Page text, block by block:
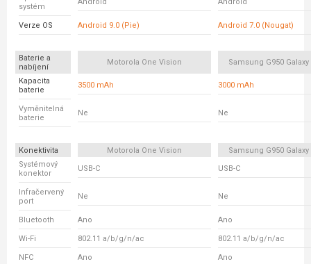
systém
Verze OS Android 9.0 (Pie) Android 7.0 (Nougat)
Baterie a
nabíjení
Motorola One Vision Samsung G950 Galaxy
Kapacita
baterie
3500 mAh 3000 mAh
Vyměnitelná
baterie
Ne Ne
Konektivita Motorola One Vision
Samsung G950 Galaxy
Systémový
konektor
USB-C USB-C
Infračervený
port
Ne Ne
Bluetooth Ano Ano
Wi-Fi 802.11 a/b/g/n/ac 802.11 a/b/g/n/ac
NFC Ano Ano